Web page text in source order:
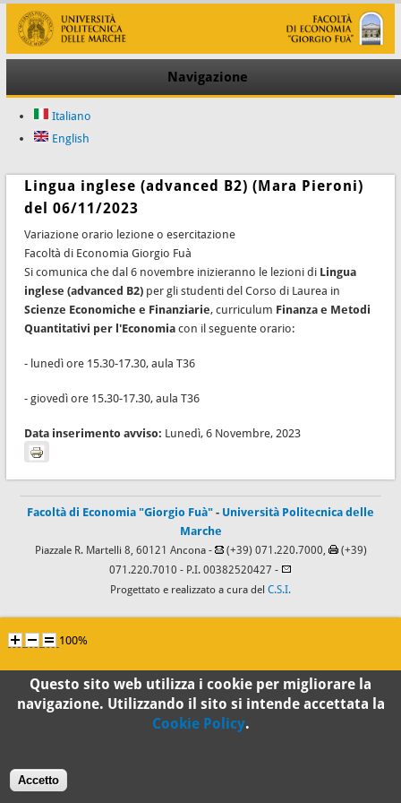
Navigazione
Italiano
English
Lingua inglese (advanced B2) (Mara Pieroni)
del 06/11/2023
Variazione orario lezione o esercitazione
Facoltà di Economia Giorgio Fuà
Si comunica che dal 6 novembre inizieranno le lezioni di Lingua
inglese (advanced B2)per gli studenti del Corso di Laurea in
Scienze Economiche e Finanziarie, curriculum Finanza e Metodi
Quantitativi per l'Economia con il seguente orario:
- lunedì ore 15.30-17.30, aula T36
- giovedì ore 15.30-17.30, aula T36
Data inserimento avviso: Lunedì, 6 Novembre, 2023
Facoltà di Economia "Giorgio Fuà" - Università Politecnica delle
Marche
Piazzale R. Martelli 8, 60121 Ancona - (+39) 071.220.7000,
(+39)
071.220.7010 - P.I. 00382520427 -
Progettato e realizzato a cura del C.S.I.
100%
Standard
Questo sito web utilizza i cookie per migliorare la
navigazione. Utilizzando il sito si intende accettata la
Cookie Policy.
Accetto